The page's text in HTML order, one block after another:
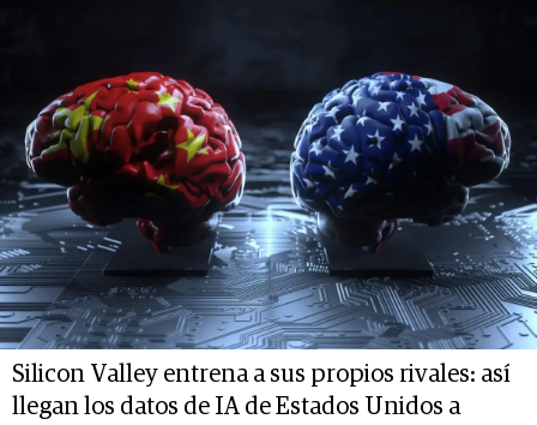
Silicon Valley entrena a sus propios rivales: así
llegan los datos de IA de Estados Unidos a